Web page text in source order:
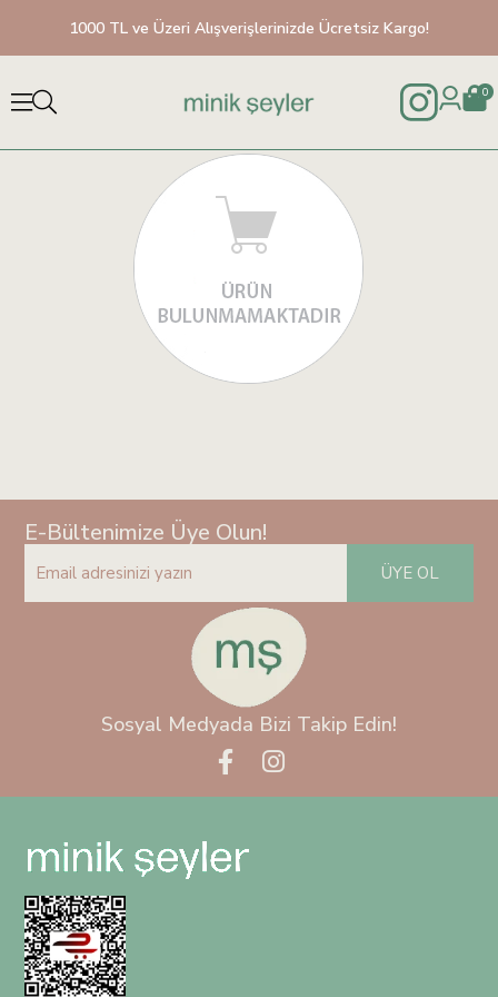
1000 TL ve Üzeri Alışverişlerinizde Ücretsiz Kargo!
0
E-Bültenimize Üye Olun!
ÜYE OL
Sosyal Medyada Bizi Takip Edin!